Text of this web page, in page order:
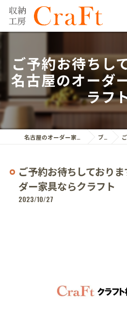
ご予約お待ちし
名古屋のオーダ
ラフ
名古屋のオーダー家具ならクラフト株式会社 ブログ ご
ご予約お待ちしており
ダー家具ならクラフト
2023/10/27